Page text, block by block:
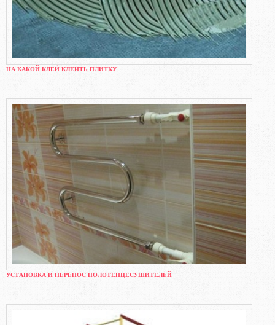
НА КАКОЙ КЛЕЙ КЛЕИТЬ ПЛИТКУ
УСТАНОВКА И ПЕРЕНОС ПОЛОТЕНЦЕСУШИТЕЛЕЙ